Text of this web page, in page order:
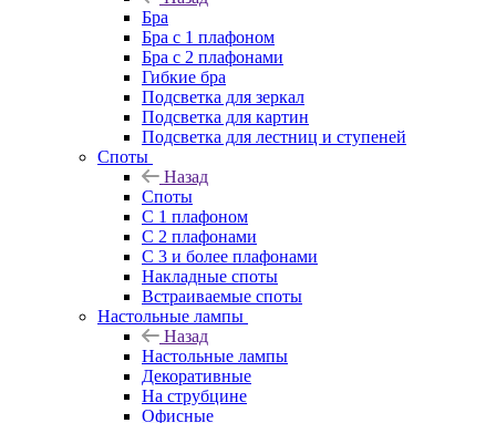
Бра
Бра с 1 плафоном
Бра с 2 плафонами
Гибкие бра
Подсветка для зеркал
Подсветка для картин
Подсветка для лестниц и ступеней
Споты
Назад
Споты
С 1 плафоном
С 2 плафонами
С 3 и более плафонами
Накладные споты
Встраиваемые споты
Настольные лампы
Назад
Настольные лампы
Декоративные
На струбцине
Офисные